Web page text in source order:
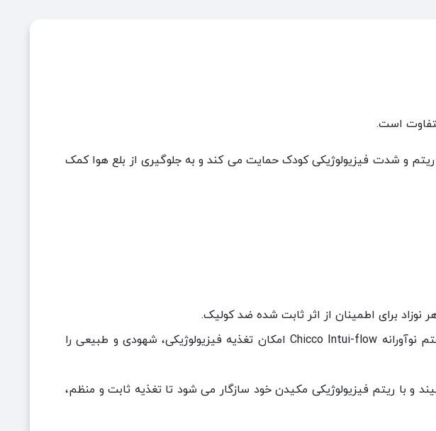
است.
و شدت فیزیولوژیکی کودک حمایت می کند و به جلوگیری از بلع هوا کمک
برای اطمینان از اثر ثابت شده ضد کولیک.
: به لطف اثر ترکیبی مکش فیزیکی و غشای تعادلی انتهای شیشه، سیستم نوآورانه Chicco Intui-flow امکان تغذیه فیزیولوژیکی، شهودی و طبیعی را
و با ریتم فیزیولوژیکی مکیدن خود سازگار می شود تا تغذیه ثابت و منظم،